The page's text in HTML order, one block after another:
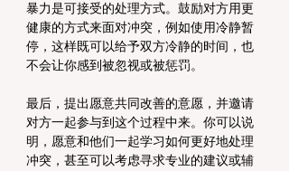
暴力是可接受的处理方式。鼓励对方用更
健康的方式来面对冲突，例如使用冷静暂
停，这样既可以给予双方冷静的时间，也
不会让你感到被忽视或被惩罚。
最后，提出愿意共同改善的意愿，并邀请
对方一起参与到这个过程中来。你可以说
明，愿意和他们一起学习如何更好地处理
冲突，甚至可以考虑寻求专业的建议或辅